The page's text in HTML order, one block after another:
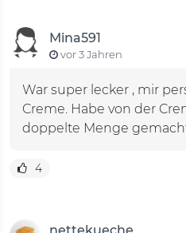
Mina591
vor 3 Jahren
War super lecker , mir
Creme. Habe von der
doppelte Menge
4
nettekueche